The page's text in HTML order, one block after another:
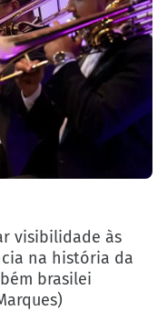
visibilidade às
na história da
brasilei